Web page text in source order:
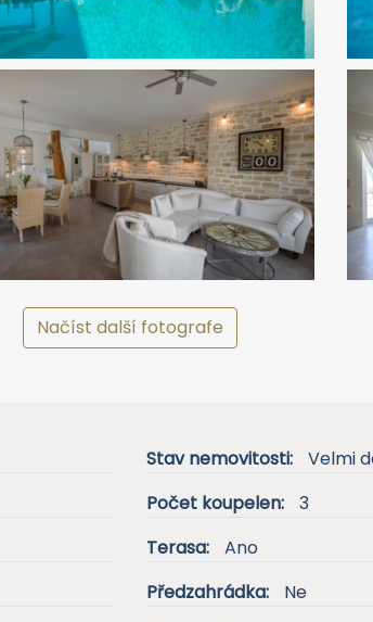
Načíst další fotografe
Stav nemovitosti:
Velmi
Počet koupelen:
3
Terasa:
Ano
Předzahrádka:
Ne